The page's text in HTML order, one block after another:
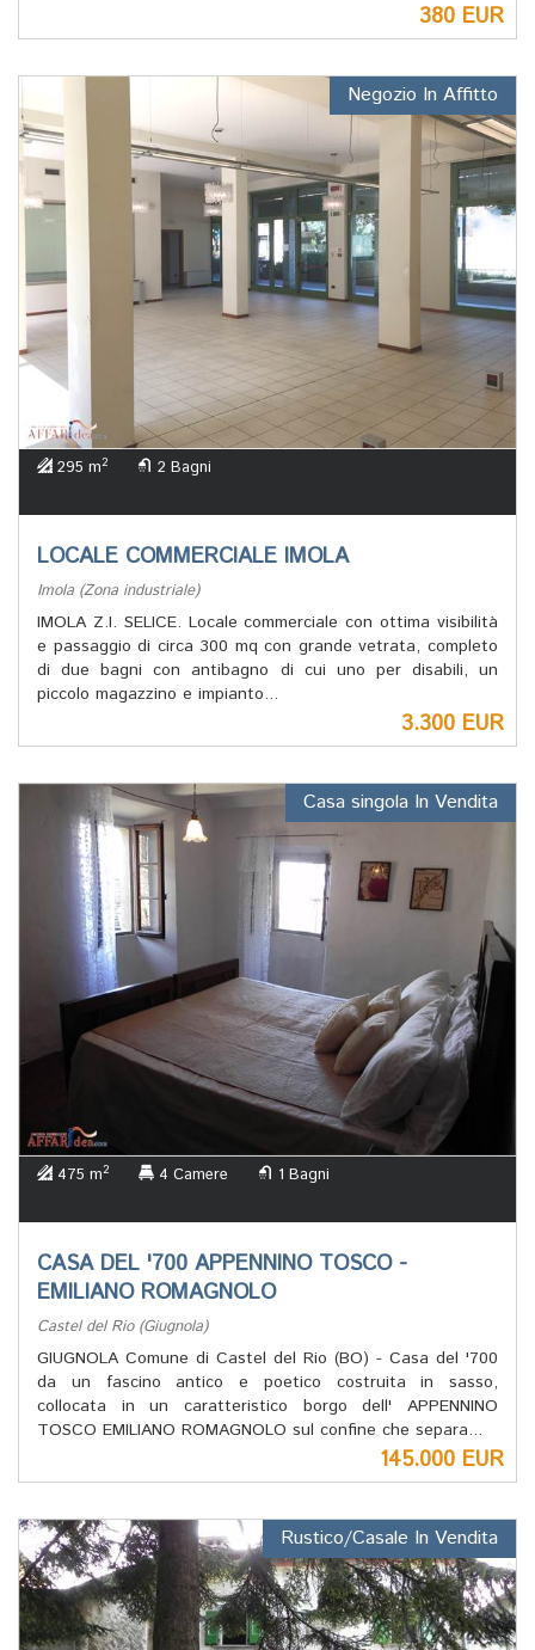
380 EUR
Negozio In Affitto
295 m2 2 Bagni
LOCALE COMMERCIALE IMOLA
Imola (Zona industriale)
IMOLA Z.I. SELICE. Locale commerciale con ottima visibilità
e passaggio di circa 300 mq con grande vetrata, completo
di due bagni con antibagno di cui uno per disabili, un
piccolo magazzino e impianto...
3.300 EUR
Casa singola In Vendita
475 m2 4 Camere 1 Bagni
CASA DEL '700 APPENNINO TOSCO -
EMILIANO ROMAGNOLO
Castel del Rio (Giugnola)
GIUGNOLA Comune di Castel del Rio (BO) - Casa del '700
da un fascino antico e poetico costruita in sasso,
collocata in un caratteristico borgo dell' APPENNINO
TOSCO EMILIANO ROMAGNOLO sul confine che separa...
145.000 EUR
Rustico/Casale In Vendita